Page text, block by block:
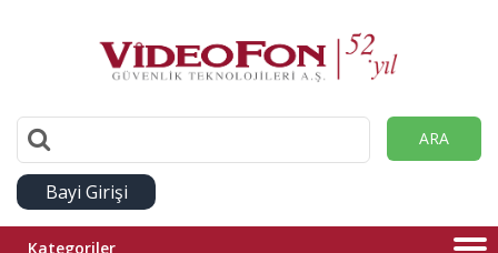
ARA
Bayi Girişi
Kategoriler